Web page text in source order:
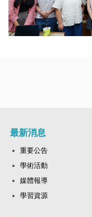
最新消息
重要公告
學術活動
媒體報導
學習資源